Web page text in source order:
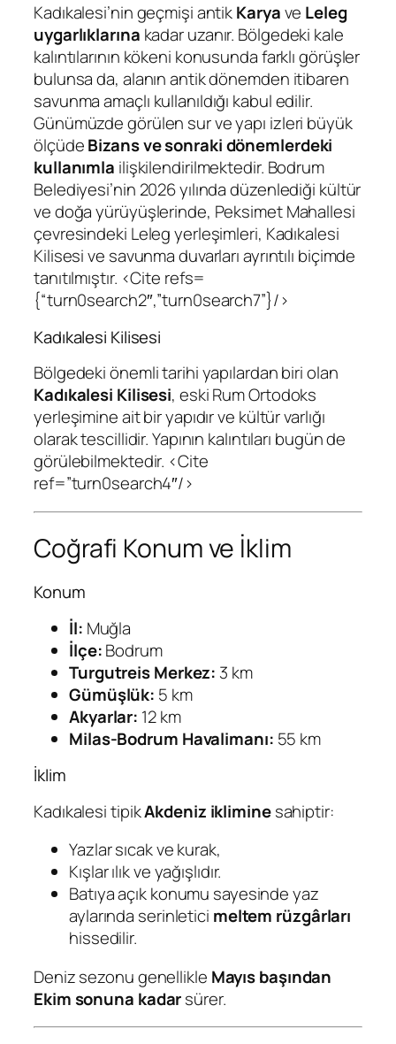
Kadıkalesi’nin geçmişi antikKaryave Leleg
uygarlıklarına kadar uzanır. Bölgedeki kale
kalıntılarının kökeni konusunda farklı görüşler
bulunsa da, alanın antik dönemden itibaren
savunma amaçlı kullanıldığı kabul edilir.
Günümüzde görülen sur ve yapı izleri büyük
ölçüdeBizans ve sonraki dönemlerdeki
kullanımla ilişkilendirilmektedir. Bodrum
Belediyesi’nin 2026 yılında düzenlediği kültür
ve doğa yürüyüşlerinde, Peksimet Mahallesi
çevresindeki Leleg yerleşimleri, Kadıkalesi
Kilisesi ve savunma duvarları ayrıntılı biçimde
tanıtılmıştır. <Cite refs=
{“turn0search2″,”turn0search7”}/>
Kadıkalesi Kilisesi
Bölgedeki önemli tarihi yapılardan biri olan
Kadıkalesi Kilisesi, eski Rum Ortodoks
yerleşimine ait bir yapıdır ve kültür varlığı
olarak tescillidir. Yapının kalıntıları bugün de
görülebilmektedir. <Cite
ref=”turn0search4″/>
Coğrafi Konum ve İklim
Konum
İl: Muğla
İlçe:Bodrum
Turgutreis Merkez: 3 km
Gümüşlük: 5 km
Akyarlar: 12 km
Milas-Bodrum Havalimanı: 55 km
İklim
Kadıkalesi tipikAkdeniz ikliminesahiptir:
Yazlar sıcak ve kurak,
Kışlar ılık ve yağışlıdır.
Batıya açık konumu sayesinde yaz
aylarında serinletici meltem rüzgârları
hissedilir.
Deniz sezonu genellikle Mayıs başından
Ekim sonuna kadarsürer.